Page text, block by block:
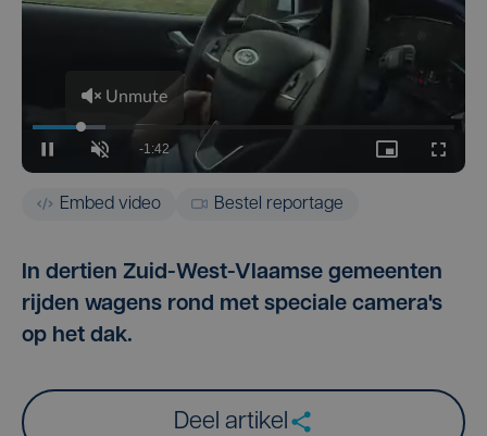
Embed video Bestel reportage
In dertien Zuid-West-Vlaamse gemeenten
rijden wagens rond met speciale camera's
op het dak.
Deel artikel